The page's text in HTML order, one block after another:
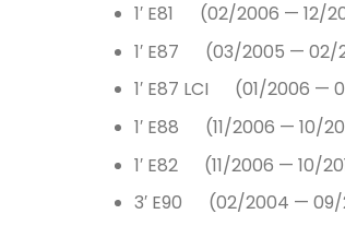
1′ E81 (02/2006 — 12/
1′ E87 (03/2005 — 02/
1′ E87 LCI (01/2006 —
1′ E88 (11/2006 — 10/
1′ E82 (11/2006 — 10/
3′ E90 (02/2004 — 09/